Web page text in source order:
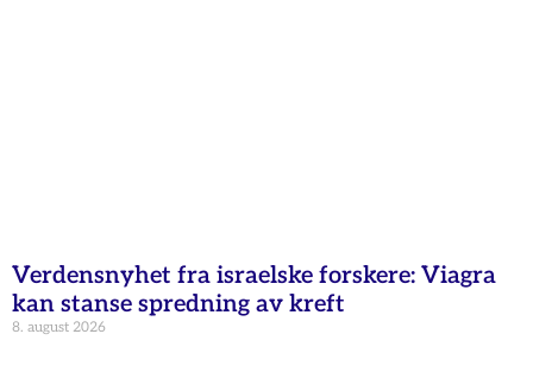
Verdensnyhet fra israelske forskere: Viagra
kan stanse spredning av kreft
8. august 2026